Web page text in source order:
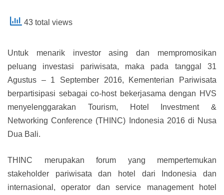
43 total views
Untuk menarik investor asing dan mempromosikan
peluang investasi pariwisata, maka pada tanggal 31
Agustus – 1 September 2016, Kementerian Pariwisata
berpartisipasi sebagai co-host bekerjasama dengan HVS
menyelenggarakan Tourism, Hotel Investment &
Networking Conference (THINC) Indonesia 2016 di Nusa
Dua Bali.
THINC merupakan forum yang mempertemukan
stakeholder pariwisata dan hotel dari Indonesia dan
internasional, operator dan service management hotel